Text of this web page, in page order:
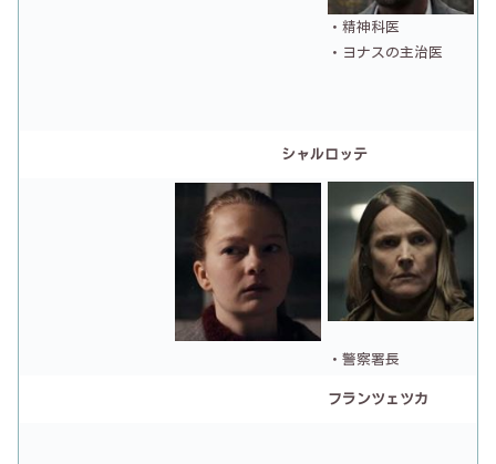
・精神科医
・ヨナスの主治医
シャルロッテ
・警察署長
フランツェツカ